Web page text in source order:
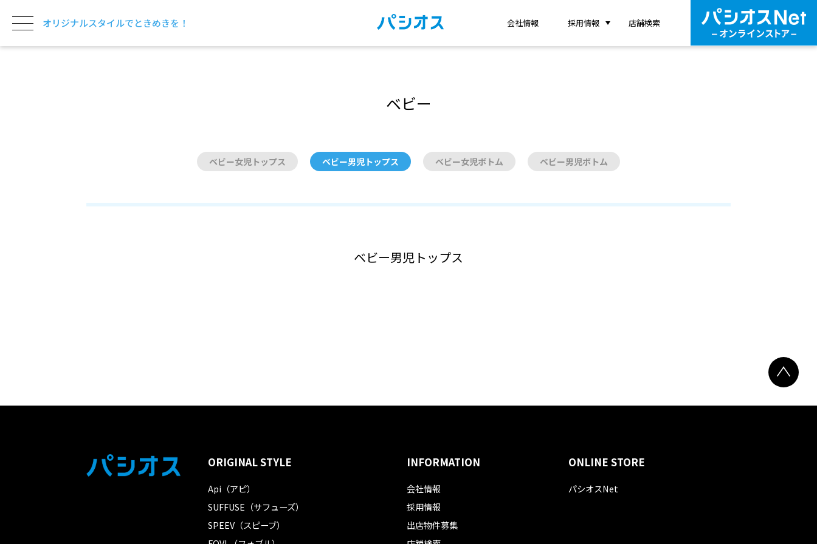
オリジナルスタイルでときめきを！ 会社情報 採用情報 店舗検索
ベビー
ベビー女児トップス ベビー男児トップス ベビー女児ボトム ベビー男児ボトム
ベビー男児トップス
ORIGINAL STYLE
Api（アピ）
SUFFUSE（サフューズ）
SPEEV（スピーブ）
INFORMATION
会社情報
採用情報
出店物件募集
ONLINE STORE
パシオスNet